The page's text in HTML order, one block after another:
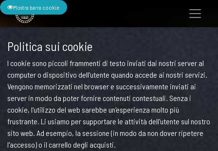
Politica sui cookie
I cookie sono piccoli frammenti di testo inviati dai nostri server al
computer o dispositivo dell'utente quando accede ai nostri servizi.
Vengono memorizzati nel browser e successivamente inviati ai
server in modo da poter fornire contenuti contestuali. Senza i
cookie, l'utilizzo del web sarebbe un'esperienza molto più
frustrante. Li usiamo per supportare le attività dell'utente sul nostro
sito web. Ad esempio, la sessione (in modo da non dover ripetere
l'accesso) o il carrello degli acquisti.
Mostra barra cookie